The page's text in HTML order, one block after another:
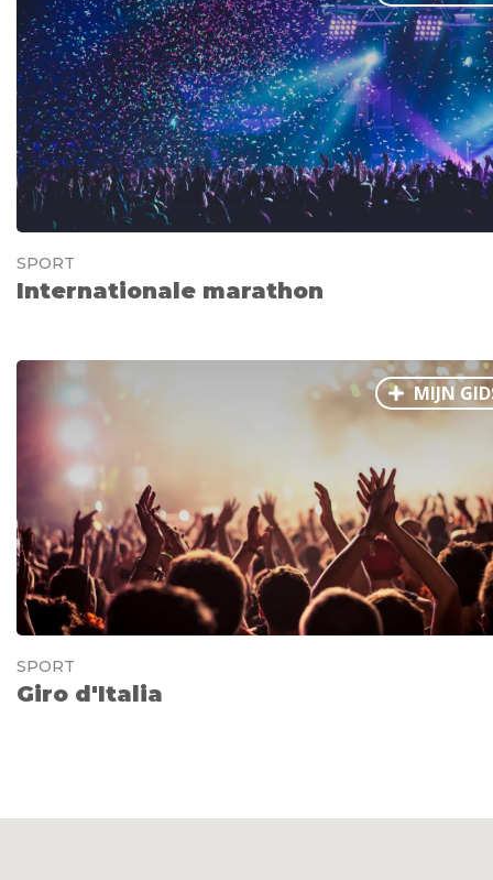
SPORT
Internationale marathon
MIJN
SPORT
Giro d'Italia